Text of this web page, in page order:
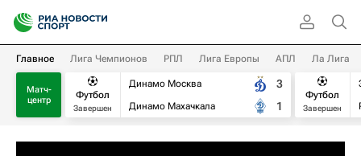
Главное Лига Чемпионов РПЛ Лига Европы АПЛ Ла Лига
Матч-
центр
Футбол
Завершен
Динамо Москва
Динамо Махачкала
3
1
Футбол
Завершен